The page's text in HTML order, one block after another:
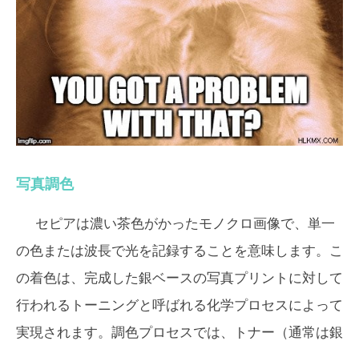
写真調色
セピアは濃い茶色がかったモノクロ画像で、単一
の色または波長で光を記録することを意味します。こ
の着色は、完成した銀ベースの写真プリントに対して
行われるトーニングと呼ばれる化学プロセスによって
実現されます。調色プロセスでは、トナー（通常は銀